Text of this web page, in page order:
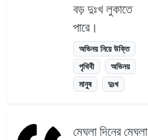
বড় দুঃখ লুকাতে
পারে।
অভিনয় নিয়ে উক্তি
পৃথিবী
অভিনয়
মানুষ
দুঃখ
মেঘলা দিনের মেঘলা